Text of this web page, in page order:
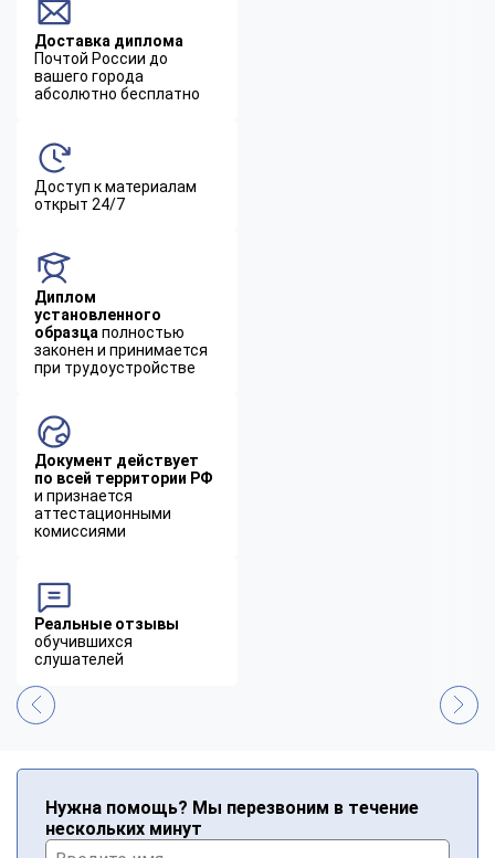
Доставка диплома
Почтой России до
вашего города
абсолютно бесплатно
Доступ к материалам
открыт 24/7
Диплом
установленного
образца полностью
законен и принимается
при трудоустройстве
Документ действует
по всей территории РФ
и признается
аттестационными
комиссиями
Реальные отзывы
обучившихся
слушателей
Нужна помощь? Мы перезвоним в течение
нескольких минут